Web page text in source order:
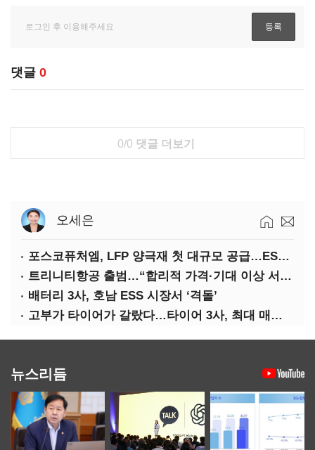
댓글 0
0/0 댓글 더보기
오세은
포스코퓨처엠, LFP 양극재 첫 대규모 공급…ESS 시장 공략
트리니티항공 출범…“합리적 가격·기대 이상 서비스로 승부”
배터리 3사, 호남 ESS 시장서 ‘격돌’
고부가 타이어가 갈랐다…타이어 3사, 최대 매출에도 영업익 희비
뉴스리듬